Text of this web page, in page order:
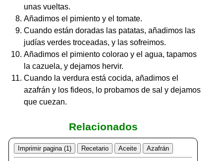
unas vueltas.
Añadimos el pimiento y el tomate.
Cuando están doradas las patatas, añadimos las
judías verdes troceadas, y las sofreimos.
Añadimos el pimiento colorao y el agua, tapamos
la cazuela, y dejamos hervir.
Cuando la verdura está cocida, añadimos el
azafrán y los fideos, lo probamos de sal y dejamos
que cuezan.
Relacionados
Imprimir pagina (1) Recetario Aceite Azafrán